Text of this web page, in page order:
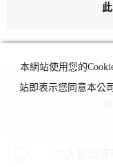
加入追蹤清
本網站使用您的
站即表示您同意本公